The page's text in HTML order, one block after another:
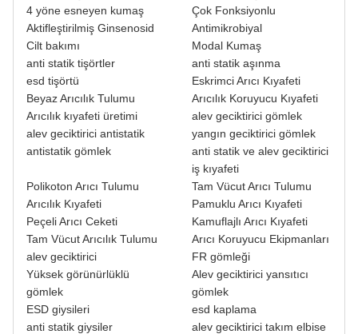
4 yöne esneyen kumaş
Çok Fonksiyonlu
Aktifleştirilmiş Ginsenosid
Antimikrobiyal
Cilt bakımı
Modal Kumaş
anti statik tişörtler
anti statik aşınma
esd tişörtü
Eskrimci Arıcı Kıyafeti
Beyaz Arıcılık Tulumu
Arıcılık Koruyucu Kıyafeti
Arıcılık kıyafeti üretimi
alev geciktirici gömlek
alev geciktirici antistatik
yangın geciktirici gömlek
antistatik gömlek
anti statik ve alev geciktirici
iş kıyafeti
Polikoton Arıcı Tulumu
Tam Vücut Arıcı Tulumu
Arıcılık Kıyafeti
Pamuklu Arıcı Kıyafeti
Peçeli Arıcı Ceketi
Kamuflajlı Arıcı Kıyafeti
Tam Vücut Arıcılık Tulumu
Arıcı Koruyucu Ekipmanları
alev geciktirici
FR gömleği
Yüksek görünürlüklü
gömlek
Alev geciktirici yansıtıcı
gömlek
ESD giysileri
esd kaplama
anti statik giysiler
alev geciktirici takım elbise